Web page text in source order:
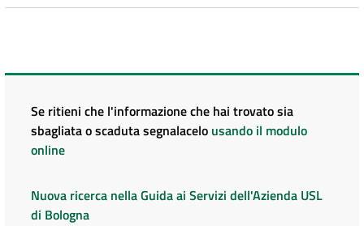
Se ritieni che l'informazione che hai trovato sia
sbagliata o scaduta segnalacelo usando il modulo
online
Nuova ricerca nella Guida ai Servizi dell'Azienda USL
di Bologna